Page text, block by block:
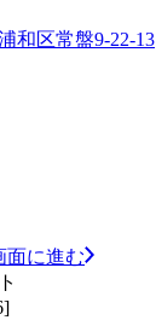
和区常盤9-22-13
面に進む